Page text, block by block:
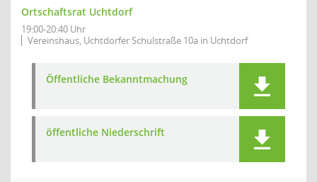
Ortschaftsrat Uchtdorf
19:00-20:40 Uhr
Vereinshaus, Uchtdorfer Schulstraße 10a in Uchtdorf
Öffentliche Bekanntmachung
öffentliche Niederschrift